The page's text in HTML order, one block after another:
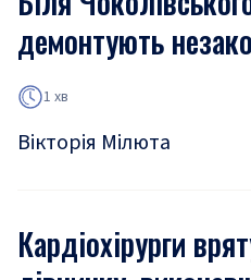
демонтують
1 хв
Вікторія Мілюта
Кардіохірурги